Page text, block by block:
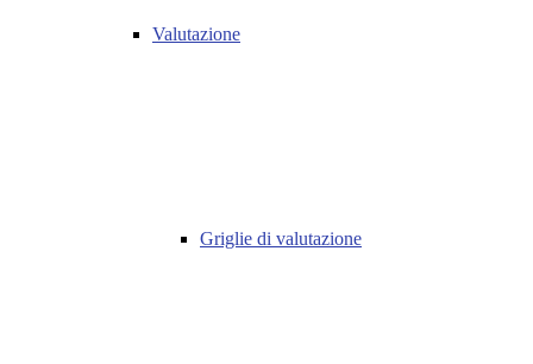
Valutazione
Griglie di valutazione